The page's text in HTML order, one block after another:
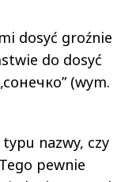
dosyć groźnie
do dosyć
(wym.
nazwy, czy
pewnie